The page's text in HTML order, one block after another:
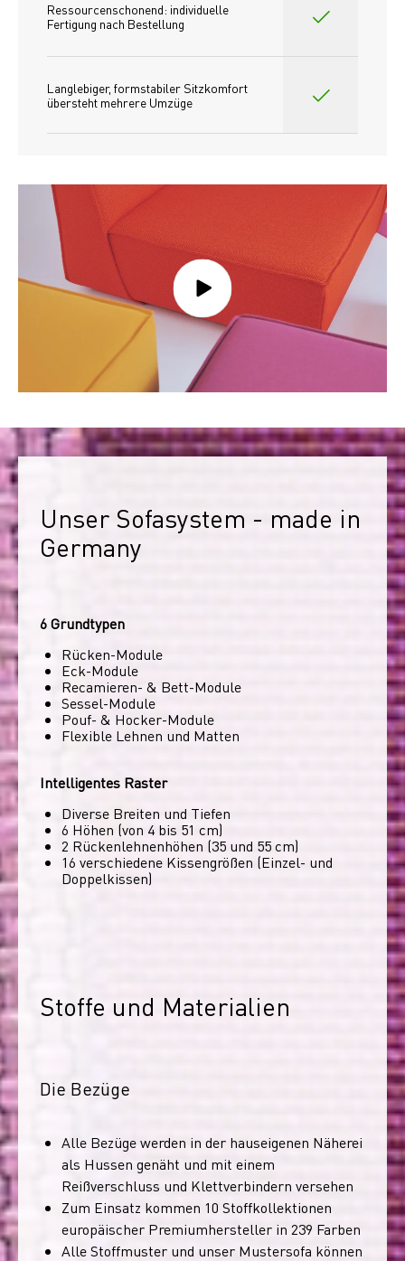
Ressourcenschonend: individuelle
Fertigung nach Bestellung
Langlebiger, formstabiler Sitzkomfort
übersteht mehrere Umzüge
Unser Sofasystem - made in
Germany
6 Grundtypen
Rücken-Module
Eck-Module
Recamieren- & Bett-Module
Sessel-Module
Pouf- & Hocker-Module
Flexible Lehnen und Matten
Intelligentes Raster
Diverse Breiten und Tiefen
6 Höhen (von 4 bis 51 cm)
2 Rückenlehnenhöhen (35 und 55 cm)
16 verschiedene Kissengrößen (Einzel- und
Doppelkissen)
Stoffe und Materialien
Die Bezüge
Alle Bezüge werden in der hauseigenen Näherei
als Hussen genäht und mit einem
Reißverschluss und Klettverbindern versehen
Zum Einsatz kommen 10 Stoffkollektionen
europäischer Premiumhersteller in 239 Farben
Alle Stoffmuster und unser Mustersofa können